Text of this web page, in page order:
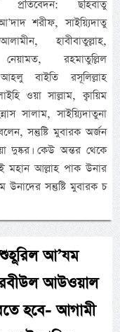
প্রতিবেদন: ছহিবাতু
শরীফ, সাইয়্যিদাতু
হাবীবাতুল্লাহ,
নেয়ামত, রহমাতুল্লিল
বাইতি রসূলিল্লাহ
ওয়া সাল্লাম, ক্বায়িম
সালাম, সাইয়্যিদাতুনা
সন্তুষ্টি মুবারক অর্জন
দুষ্কর। কেউ অন্তর থেকে
মহান আল্লাহ পাক উনার
উনাদের সন্তুষ্টি মুবারক চ
শুহূরিল আ’যম
রবীউল আউওয়াল
হবে- আগামী